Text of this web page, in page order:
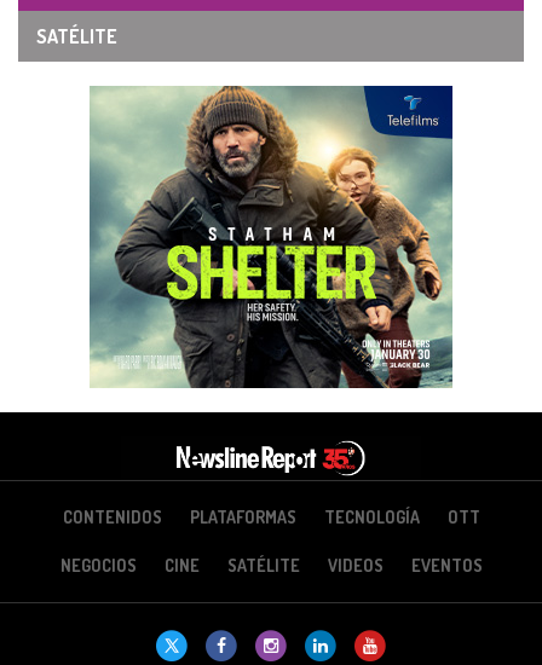
SATÉLITE
CONTENIDOS PLATAFORMAS TECNOLOGÍA OTT
NEGOCIOS CINE SATÉLITE VIDEOS EVENTOS